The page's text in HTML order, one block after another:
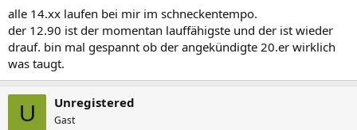
alle 14.xx laufen bei mir im schneckentempo.
der 12.90 ist der momentan lauffähigste und der ist wieder
drauf. bin mal gespannt ob der angekündigte 20.er wirklich
was taugt.
U Unregistered
Gast